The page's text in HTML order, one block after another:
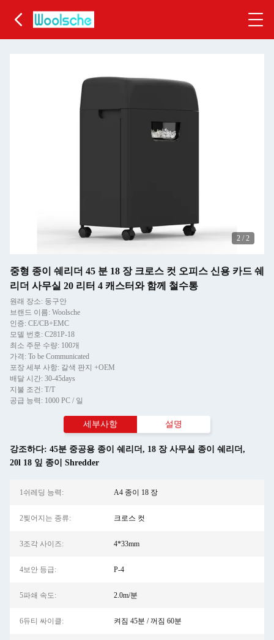
2 / 2
중형 종이 쉐리더 45 분 18 장 크로스 컷 오피스 신용 카드 쉐
리더 사무실 20 리터 4 캐스터와 함께 철수통
원래 장소: 둥구안
브랜드 이름: Woolsche
인증: CE/CB+EMC
모델 번호: C281P-18
최소 주문 수량: 100개
가격: To be Communicated
포장 세부 사항: 갈색 판지 +OEM
배달 시간: 30-45days
지불 조건: T/T
공급 능력: 1000 PC / 일
세부사항 설명
강조하다: 45분 중공용 종이 쉐리더 , 18 장 사무실 종이 쉐리더 ,
20l 18 잎 종이 Shredder
1쉬레딩 능력: A4 종이 18 장
2찢어지는 종류: 크로스 컷
3조각 사이즈: 4*33mm
4보안 등급: P-4
5파쇄 속도: 2.0m/분
6듀티 싸이클: 켜짐 45분 / 꺼짐 60분